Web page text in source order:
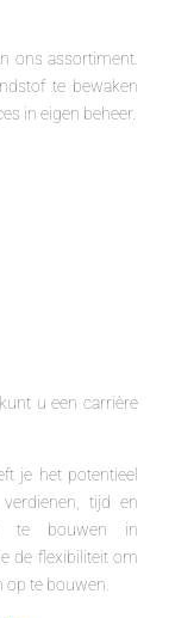
ons assortiment.
te bewaken
in eigen beheer.
u een carrière
je het potentieel
tijd en
te bouwen in
de flexibiliteit om
te bouwen.